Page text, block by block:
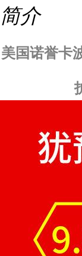
简介
美国诺誉卡